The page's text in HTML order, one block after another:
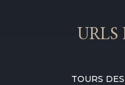
URLS
TOURS